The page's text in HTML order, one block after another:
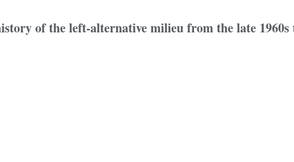
of the left-alternative milieu from the late 1960s